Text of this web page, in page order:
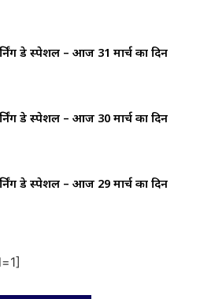
डे स्पेशल – आज 31 मार्च का दिन
डे स्पेशल – आज 30 मार्च का दिन
डे स्पेशल – आज 29 मार्च का दिन